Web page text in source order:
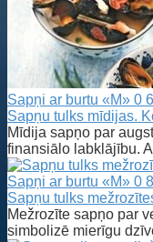
Sapņi ar burtu «M» 0
Sapņu tulks mīdijas.
Mīdija sapņo par
finansiālo labklājību.
Sapņi ar burtu «M» 0
Sapņu tulks
Mežrozīte sapņo par
simbolizē mierīgu